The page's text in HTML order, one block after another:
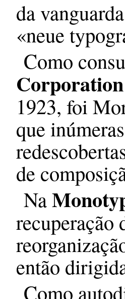
da
«neue
Como
Corporation
1923, foi
que
de
Na
recuperação
então
Como